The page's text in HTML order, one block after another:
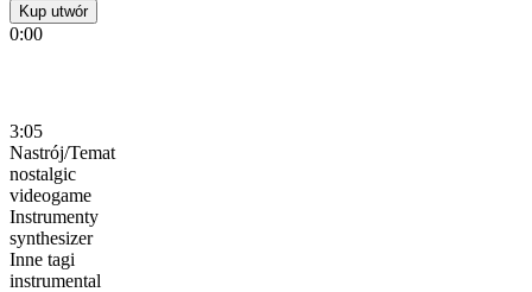
Kup utwór
0:00
3:05
Nastrój/Temat
nostalgic
videogame
Instrumenty
synthesizer
Inne tagi
instrumental